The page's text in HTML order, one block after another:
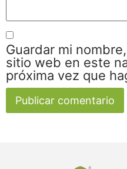
Guardar mi
sitio web en este
próxima vez que